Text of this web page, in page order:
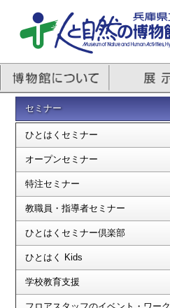
セミナー
ひとはくセミナー
オープンセミナー
特注セミナー
教職員・指導者セミナー
ひとはくセミナー倶楽部
ひとはく Kids
学校教育支援